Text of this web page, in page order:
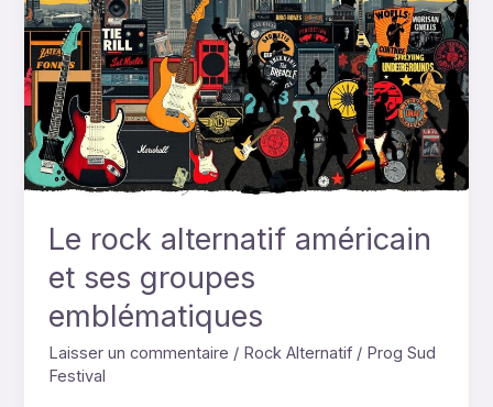
Le rock alternatif américain
et ses groupes
emblématiques
Laisser un commentaire / Rock Alternatif / Prog Sud
Festival
alternatif
américain
et
ses
groupes
emblématiques